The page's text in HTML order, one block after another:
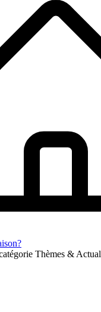
Thèmes &